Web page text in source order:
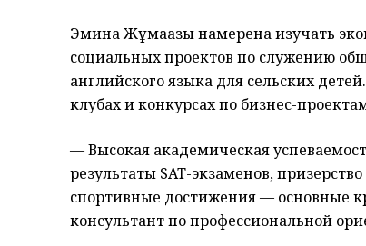
Эмина Жұмағазы намерена изучать
социальных проектов по служению
английского языка для сельских
клубах и конкурсах по бизнес-
— Высокая академическая
результаты SAT-экзаменов,
спортивные достижения — основные
консультант по профессиональной